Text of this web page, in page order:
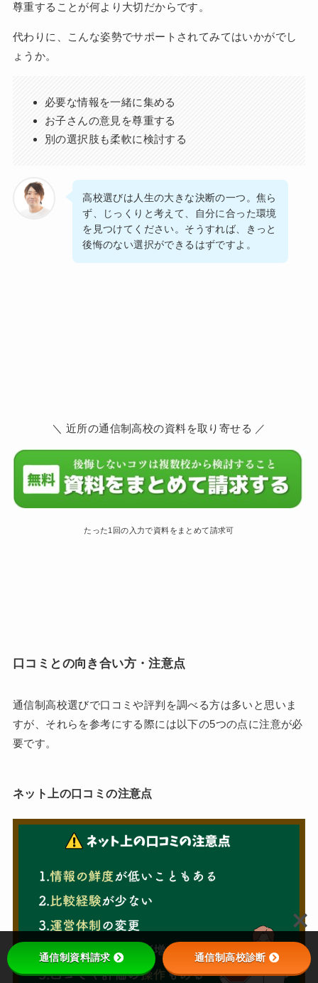
尊重することが何より大切だからです。
代わりに、こんな姿勢でサポートされてみてはいかがでし
ょうか。
必要な情報を一緒に集める
お子さんの意見を尊重する
別の選択肢も柔軟に検討する
高校選びは人生の大きな決断の一つ。焦ら
ず、じっくりと考えて、自分に合った環境
を見つけてください。そうすれば、きっと
後悔のない選択ができるはずですよ。
＼ 近所の通信制高校の資料を取り寄せる ／
たった1回の入力で資料をまとめて請求可
口コミとの向き合い方・注意点
通信制高校選びで口コミや評判を調べる方は多いと思いま
すが、それらを参考にする際には以下の5つの点に注意が必
要です。
ネット上の口コミの注意点
通信制資料請求 通信制高校診断